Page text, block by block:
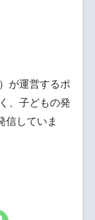
が運営するポ
、子どもの発
信していま